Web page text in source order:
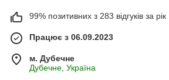
99% позитивних з 283 відгуків за рік
Працює з 06.09.2023
м. Дубечне
Дубечне, Україна